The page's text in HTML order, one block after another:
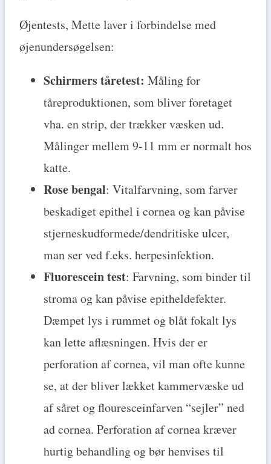
Øjentests, Mette laver i forbindelse med
øjenundersøgelsen:
Schirmers tåretest: Måling for
tåreproduktionen, som bliver foretaget
vha. en strip, der trækker væsken ud.
Målinger mellem 9-11 mm er normalt hos
katte.
Rose bengal: Vitalfarvning, som farver
beskadiget epithel i cornea og kan påvise
stjerneskudformede/dendritiske ulcer,
man ser ved f.eks. herpesinfektion.
Fluorescein test: Farvning, som binder til
stroma og kan påvise epitheldefekter.
Dæmpet lys i rummet og blåt fokalt lys
kan lette aflæsningen. Hvis der er
perforation af cornea, vil man ofte kunne
se, at der bliver lækket kammervæske ud
af såret og flouresceinfarven “sejler” ned
ad cornea. Perforation af cornea kræver
hurtig behandling og bør henvises til